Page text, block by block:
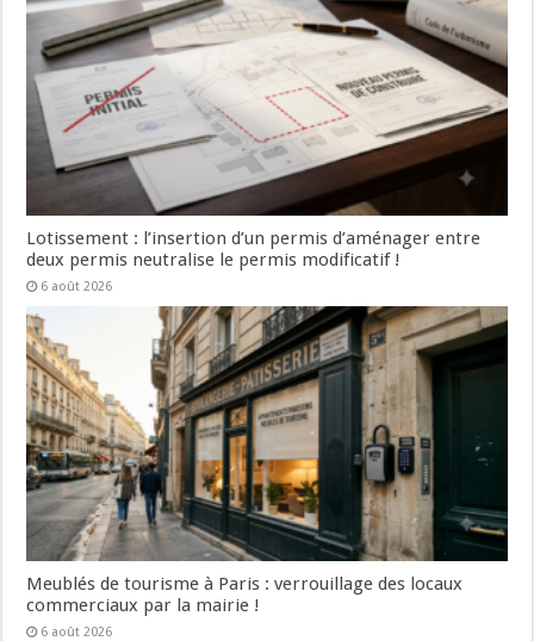
Lotissement : l’insertion d’un permis d’aménager entre
deux permis neutralise le permis modificatif !
6 août 2026
Meublés de tourisme à Paris : verrouillage des locaux
commerciaux par la mairie !
6 août 2026